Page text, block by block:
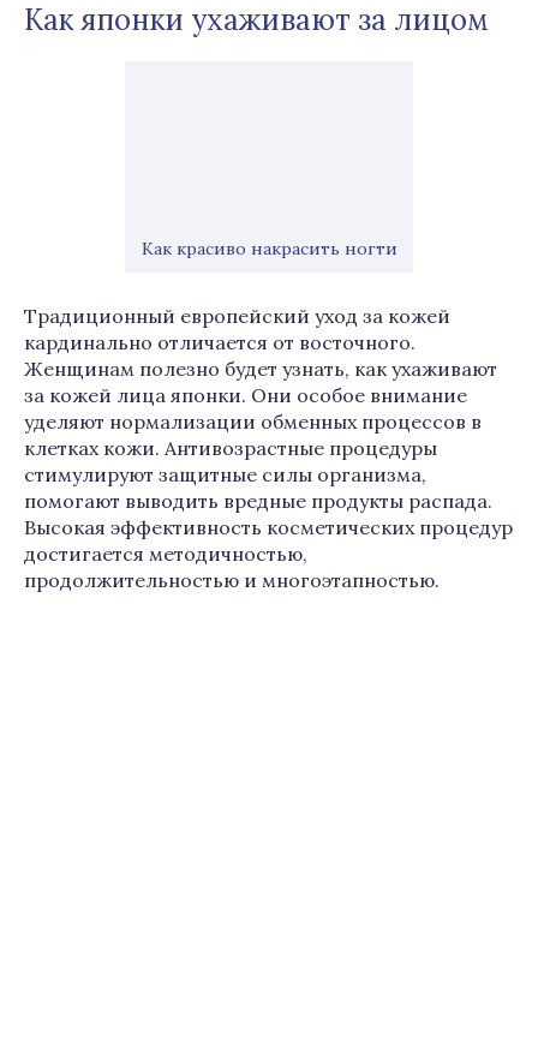
Как японки ухаживают за лицом
Как красиво накрасить ногти
Традиционный европейский уход за кожей
кардинально отличается от восточного.
Женщинам полезно будет узнать, как ухаживают
за кожей лица японки. Они особое внимание
уделяют нормализации обменных процессов в
клетках кожи. Антивозрастные процедуры
стимулируют защитные силы организма,
помогают выводить вредные продукты распада.
Высокая эффективность косметических процедур
достигается методичностью,
продолжительностью и многоэтапностью.